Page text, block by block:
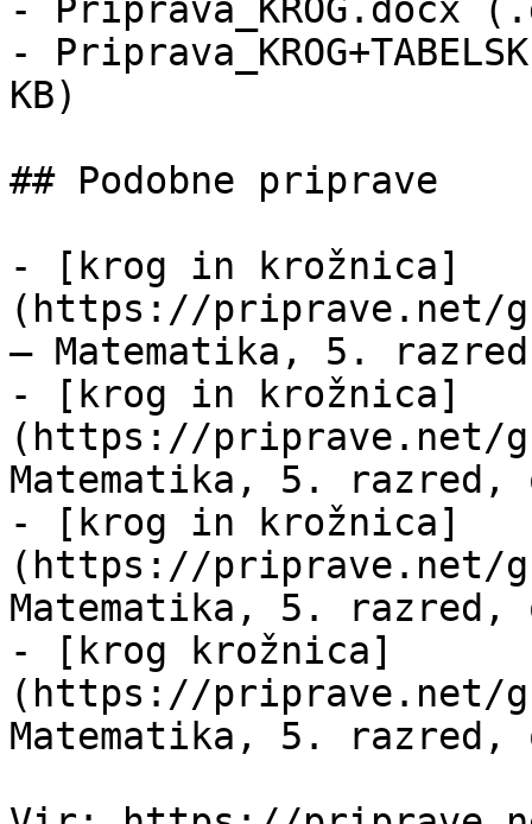
- Priprava_KROG.docx
-
KB)
## Podobne priprave
- [krog in krožnica]
(https://priprave.net/
— Matematika, 5.
- [krog in krožnica]
(https://priprave.net/
Matematika, 5. razred,
- [krog in krožnica]
(https://priprave.net/
Matematika, 5. razred,
- [krog krožnica]
(https://priprave.net/
Matematika, 5. razred,